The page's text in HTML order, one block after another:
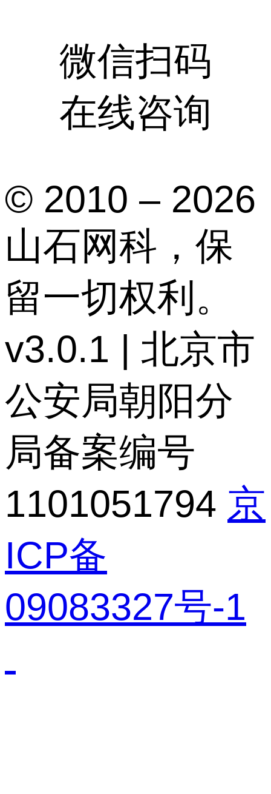
微信扫码
在线咨询
© 2010 – 2026
山石网科，保
留一切权利。
v3.0.1 | 北京市
公安局朝阳分
局备案编号
1101051794 京
ICP备
09083327号-1